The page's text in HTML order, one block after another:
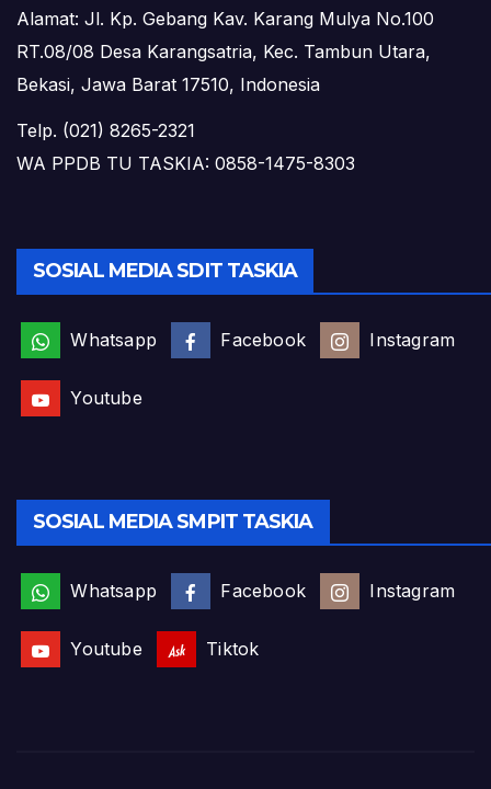
Alamat: Jl. Kp. Gebang Kav. Karang Mulya No.100
RT.08/08 Desa Karangsatria, Kec. Tambun Utara,
Bekasi, Jawa Barat 17510, Indonesia
Telp. (021) 8265-2321
WA PPDB TU TASKIA: 0858-1475-8303
SOSIAL MEDIA SDIT TASKIA
Whatsapp Facebook Instagram
Youtube
SOSIAL MEDIA SMPIT TASKIA
Whatsapp Facebook Instagram
Youtube Tiktok